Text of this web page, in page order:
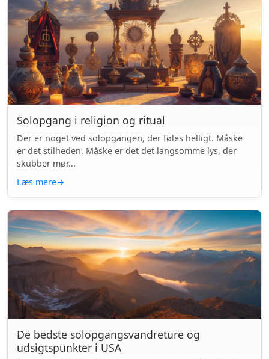
Solopgang i religion og ritual
Der er noget ved solopgangen, der føles helligt. Måske
er det stilheden. Måske er det det langsomme lys, der
skubber mør...
Læs mere→
De bedste solopgangsvandreture og
udsigtspunkter i USA